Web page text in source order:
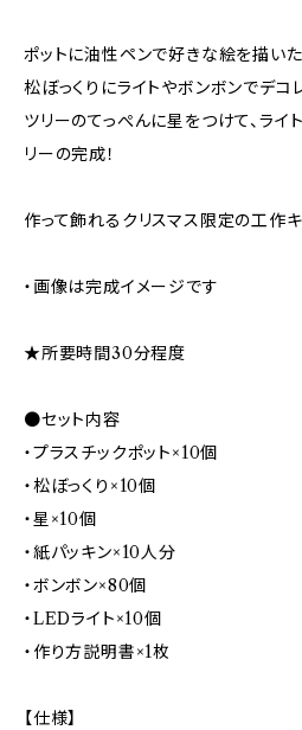
ポットに油性ペンで好きな絵を描いた
松ぼっくりにライトやボンボンでデコ
ツリーのてっぺんに星をつけて、ラ
リーの完成！
作って飾れるクリスマス限定の工作キ
・画像は完成イメージです
★所要時間30分程度
●セット内容
・プラスチックポット×10個
・松ぼっくり×10個
・星×10個
・紙パッキン×10人分
・ボンボン×80個
・LEDライト×10個
・作り方説明書×1枚
【仕様】